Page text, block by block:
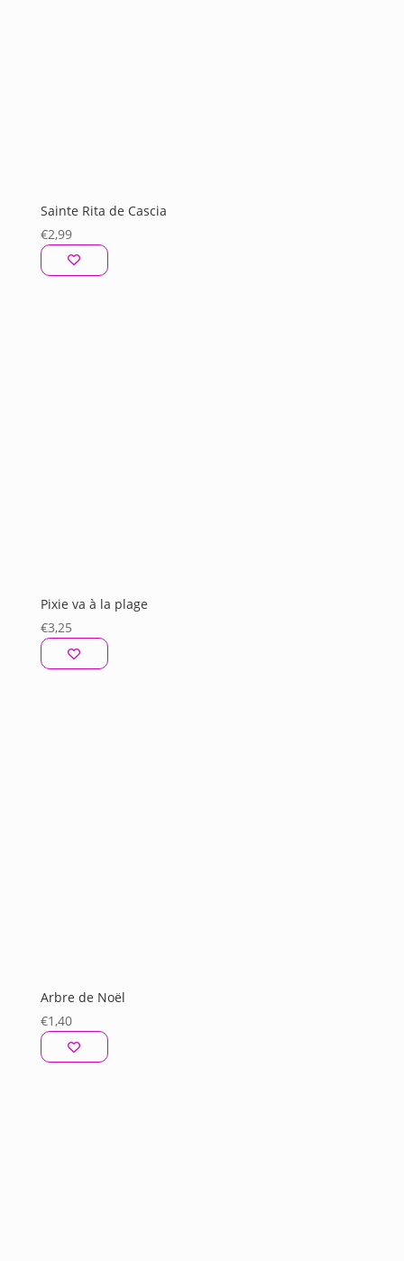
Sainte Rita de Cascia
€2,99
Pixie va à la plage
€3,25
Arbre de Noël
€1,40